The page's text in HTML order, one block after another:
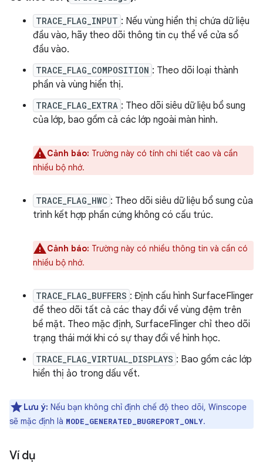
TRACE_FLAG_INPUT : Nếu vùng hiển thị chứa dữ liệu
đầu vào, hãy theo dõi thông tin cụ thể về cửa sổ
đầu vào.
TRACE_FLAG_COMPOSITION : Theo dõi loại thành
phần và vùng hiển thị.
TRACE_FLAG_EXTRA : Theo dõi siêu dữ liệu bổ sung
của lớp, bao gồm cả các lớp ngoài màn hình.
Cảnh báo: Trường này có tính chi tiết cao và cần
nhiều bộ nhớ.
TRACE_FLAG_HWC : Theo dõi siêu dữ liệu bổ sung của
trình kết hợp phần cứng không có cấu trúc.
Cảnh báo: Trường này có nhiều thông tin và cần có
nhiều bộ nhớ.
TRACE_FLAG_BUFFERS : Định cấu hình SurfaceFlinger
để theo dõi tất cả các thay đổi về vùng đệm trên
bề mặt. Theo mặc định, SurfaceFlinger chỉ theo dõi
trạng thái mới khi có sự thay đổi về hình học.
TRACE_FLAG_VIRTUAL_DISPLAYS : Bao gồm các lớp
hiển thị ảo trong dấu vết.
Lưu ý: Nếu bạn không chỉ định chế độ theo dõi, Winscope
sẽ mặc định là MODE_GENERATED_BUGREPORT_ONLY.
Ví dụ